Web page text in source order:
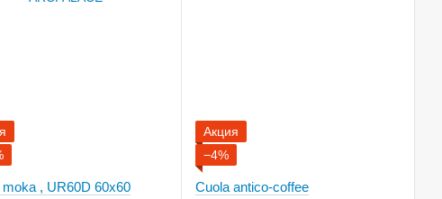
moka , UR60D 60x60
Акция
−4%
Cuola antico-coffee